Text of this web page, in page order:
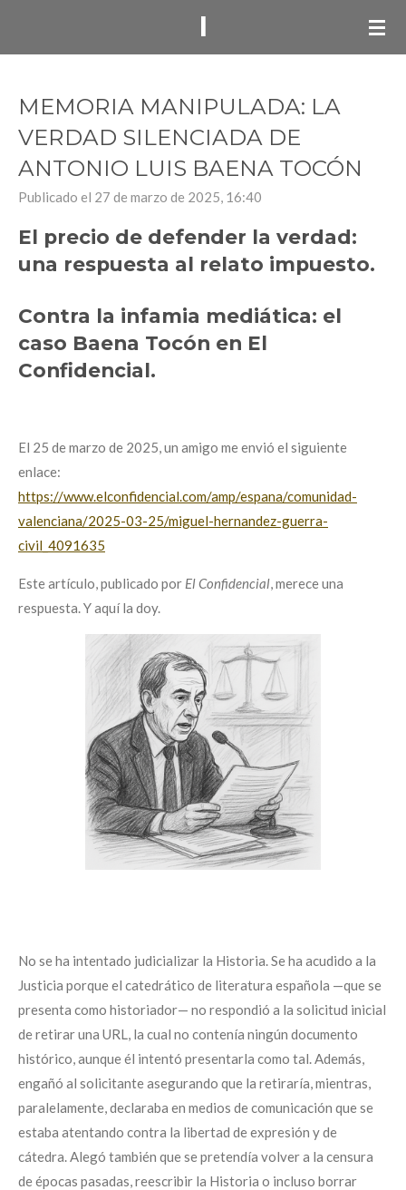
I
MEMORIA MANIPULADA: LA
VERDAD SILENCIADA DE
ANTONIO LUIS BAENA TOCÓN
Publicado el 27 de marzo de 2025, 16:40
El precio de defender la verdad:
una respuesta al relato impuesto.
Contra la infamia mediática: el
caso Baena Tocón en El
Confidencial.
El 25 de marzo de 2025, un amigo me envió el siguiente
enlace:
https://www.elconfidencial.com/amp/espana/comunidad-
valenciana/2025-03-25/miguel-hernandez-guerra-
civil_4091635
Este artículo, publicado por El Confidencial, merece una
respuesta. Y aquí la doy.
No se ha intentado judicializar la Historia. Se ha acudido a la
Justicia porque el catedrático de literatura española —que se
presenta como historiador— no respondió a la solicitud inicial
de retirar una URL, la cual no contenía ningún documento
histórico, aunque él intentó presentarla como tal. Además,
engañó al solicitante asegurando que la retiraría, mientras,
paralelamente, declaraba en medios de comunicación que se
estaba atentando contra la libertad de expresión y de
cátedra. Alegó también que se pretendía volver a la censura
de épocas pasadas, reescribir la Historia o incluso borrar